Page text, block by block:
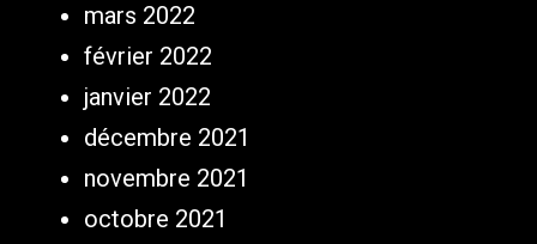
mars 2022
février 2022
janvier 2022
décembre 2021
novembre 2021
octobre 2021